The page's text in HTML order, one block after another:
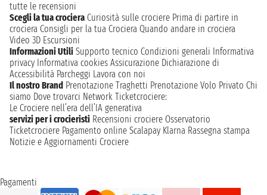
tutte le recensioni
Scegli la tua crociera Curiosità sulle crociere Prima di partire in
crociera Consigli per la tua Crociera Quando andare in crociera
Video 3D Escursioni
Informazioni Utili Supporto tecnico Condizioni generali Informativa
privacy Informativa cookies Assicurazione Dichiarazione di
Accessibilità Parcheggi Lavora con noi
Il nostro Brand Prenotazione Traghetti Prenotazione Volo Privato Chi
siamo Dove trovarci Network Ticketcrociere:
Le Crociere nell’era dell’IA generativa
servizi per i crocieristi Recensioni crociere Osservatorio
Ticketcrociere Pagamento online Scalapay Klarna Rassegna stampa
Notizie e Aggiornamenti Crociere
Pagamenti